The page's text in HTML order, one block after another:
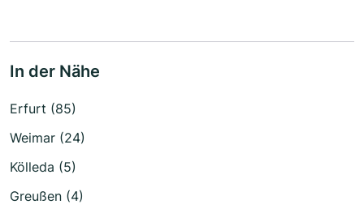
In der Nähe
Erfurt (85)
Weimar (24)
Kölleda (5)
Greußen (4)